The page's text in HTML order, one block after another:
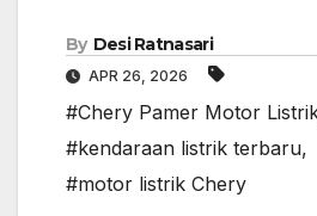
By Desi Ratnasari
APR 26, 2026
#Chery Pamer Motor
#kendaraan listrik terbaru,
#motor listrik Chery